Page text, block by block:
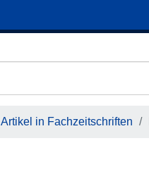
Artikel in Fachzeitschriften